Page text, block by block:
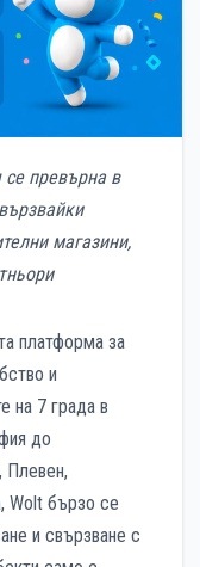
се превърна в
магазини,
платформа за
и
на 7 града в
до
Плевен,
Wolt бързо се
и свързване с